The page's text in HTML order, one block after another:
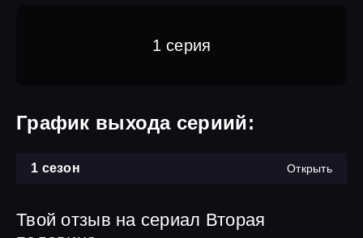
1 серия
График выхода сериий:
1 сезон Открыть
Твой отзыв на сериал Вторая